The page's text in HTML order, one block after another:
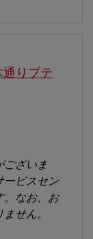
りブテ
ございま
ービスセン
。なお、お
せん。